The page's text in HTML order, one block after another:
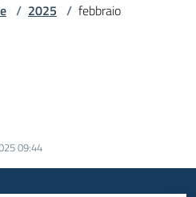
/ 2025 / febbraio
09:44